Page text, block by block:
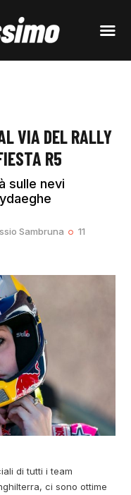
VIA DEL RALLY
R5
sulle nevi
Sambruna
11
di tutti i team
ci sono ottime